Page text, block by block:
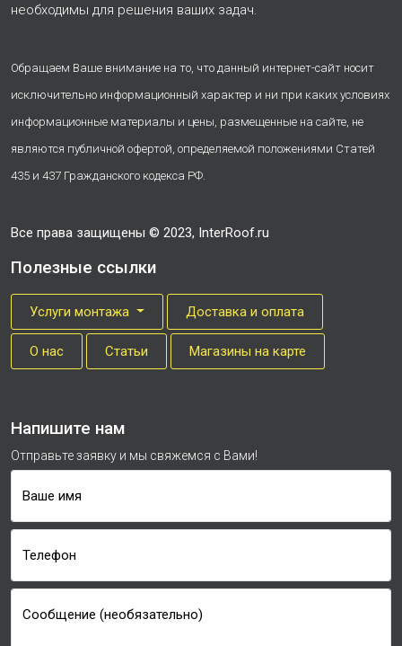
необходимы для решения ваших задач.
Обращаем Ваше внимание на то, что данный интернет-сайт носит
исключительно информационный характер и ни при каких условиях
информационные материалы и цены, размещенные на сайте, не
являются публичной офертой, определяемой положениями Статей
435 и 437 Гражданского кодекса РФ.
Все права защищены © 2023, InterRoof.ru
Полезные ссылки
Услуги монтажа Доставка и оплата
О нас Cтатьи Магазины на карте
Напишите нам
Отправьте заявку и мы свяжемся с Вами!
Ваше имя
Телефон
Сообщение (необязательно)